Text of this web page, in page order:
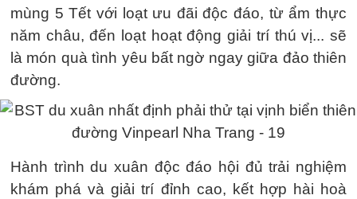
mùng 5 Tết với loạt ưu đãi độc đáo, từ ẩm thực
năm châu, đến loạt hoạt động giải trí thú vị... sẽ
là món quà tình yêu bất ngờ ngay giữa đảo thiên
đường.
Hành trình du xuân độc đáo hội đủ trải nghiệm
khám phá và giải trí đỉnh cao, kết hợp hài hoà